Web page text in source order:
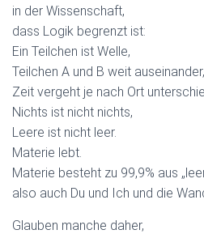
in der Wissenschaft,
dass Logik begrenzt ist:
Ein Teilchen ist Welle,
Teilchen A und B weit
Zeit vergeht je nach Ort
Nichts ist nicht nichts,
Leere ist nicht leer.
Materie lebt.
Materie besteht zu 99,9% aus
also auch Du und Ich und die
Glauben manche daher,